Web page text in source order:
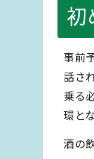
初
事前
話さ
乗る
環と
酒の